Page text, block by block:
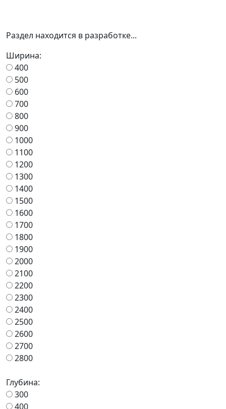
Раздел находится в разработке...
Ширина:
400
500
600
700
800
900
1000
1100
1200
1300
1400
1500
1600
1700
1800
1900
2000
2100
2200
2300
2400
2500
2600
2700
2800
Глубина:
300
400